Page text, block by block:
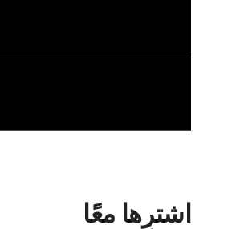
اشترِها معًا